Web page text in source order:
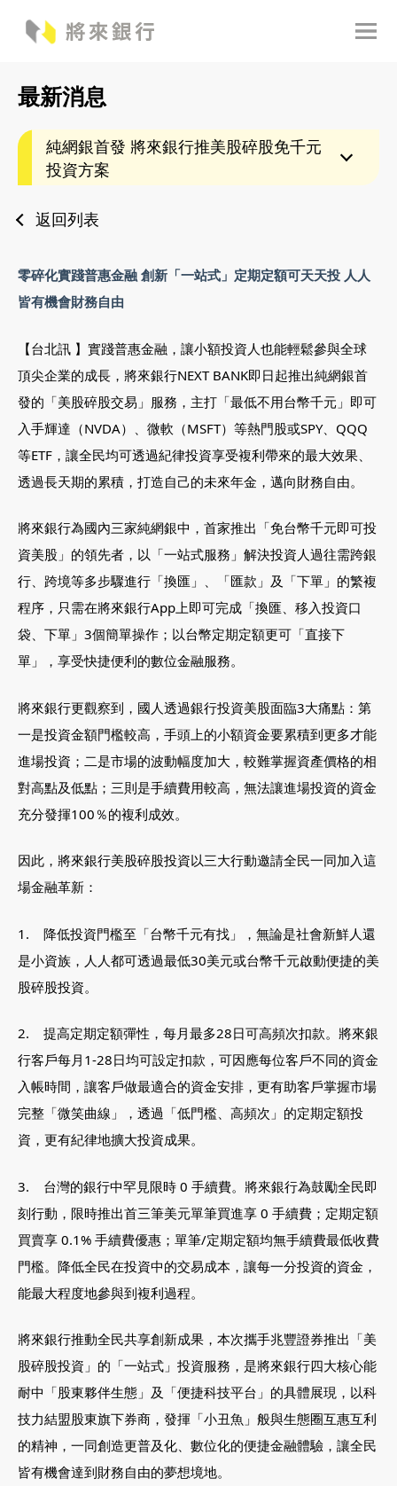
最新消息
純網銀首發 將來銀行推美股碎股免千元
投資方案
返回列表
零碎化實踐普惠金融 創新「一站式」定期定額可天天投 人人
皆有機會財務自由
【台北訊 】實踐普惠金融，讓小額投資人也能輕鬆參與全球
頂尖企業的成長，將來銀行NEXT BANK即日起推出純網銀首
發的「美股碎股交易」服務，主打「最低不用台幣千元」即可
入手輝達（NVDA）、微軟（MSFT）等熱門股或SPY、QQQ
等ETF，讓全民均可透過紀律投資享受複利帶來的最大效果、
透過長天期的累積，打造自己的未來年金，邁向財務自由。
將來銀行為國內三家純網銀中，首家推出「免台幣千元即可投
資美股」的領先者，以「一站式服務」解決投資人過往需跨銀
行、跨境等多步驟進行「換匯」、「匯款」及「下單」的繁複
程序，只需在將來銀行App上即可完成「換匯、移入投資口
袋、下單」3個簡單操作；以台幣定期定額更可「直接下
單」，享受快捷便利的數位金融服務。
將來銀行更觀察到，國人透過銀行投資美股面臨3大痛點：第
一是投資金額門檻較高，手頭上的小額資金要累積到更多才能
進場投資；二是市場的波動幅度加大，較難掌握資產價格的相
對高點及低點；三則是手續費用較高，無法讓進場投資的資金
充分發揮100％的複利成效。
因此，將來銀行美股碎股投資以三大行動邀請全民一同加入這
場金融革新：
1. 降低投資門檻至「台幣千元有找」，無論是社會新鮮人還
是小資族，人人都可透過最低30美元或台幣千元啟動便捷的美
股碎股投資。
2. 提高定期定額彈性，每月最多28日可高頻次扣款。將來銀
行客戶每月1-28日均可設定扣款，可因應每位客戶不同的資金
入帳時間，讓客戶做最適合的資金安排，更有助客戶掌握市場
完整「微笑曲線」，透過「低門檻、高頻次」的定期定額投
資，更有紀律地擴大投資成果。
3. 台灣的銀行中罕見限時 0 手續費。將來銀行為鼓勵全民即
刻行動，限時推出首三筆美元單筆買進享 0 手續費；定期定額
買賣享 0.1% 手續費優惠；單筆/定期定額均無手續費最低收費
門檻。降低全民在投資中的交易成本，讓每一分投資的資金，
能最大程度地參與到複利過程。
將來銀行推動全民共享創新成果，本次攜手兆豐證券推出「美
股碎股投資」的「一站式」投資服務，是將來銀行四大核心能
耐中「股東夥伴生態」及「便捷科技平台」的具體展現，以科
技力結盟股東旗下券商，發揮「小丑魚」般與生態圈互惠互利
的精神，一同創造更普及化、數位化的便捷金融體驗，讓全民
皆有機會達到財務自由的夢想境地。